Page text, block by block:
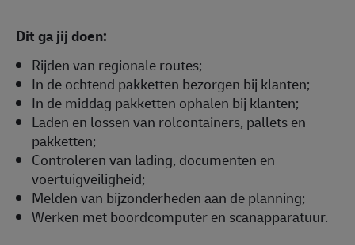
Dit ga jij doen:
Rijden van regionale routes;
In de ochtend pakketten bezorgen bij klanten;
In de middag pakketten ophalen bij klanten;
Laden en lossen van rolcontainers, pallets en
pakketten;
Controleren van lading, documenten en
voertuigveiligheid;
Melden van bijzonderheden aan de planning;
Werken met boordcomputer en scanapparatuur.